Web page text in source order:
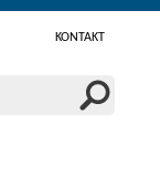
KONTAKT